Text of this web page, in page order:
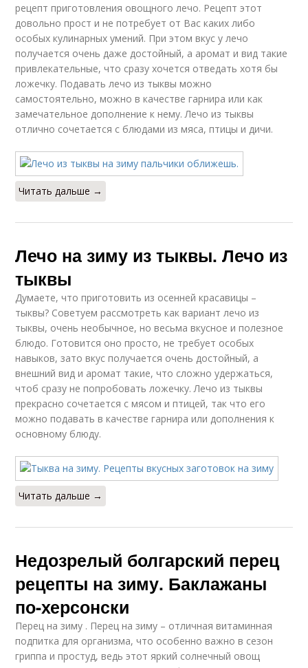
рецепт приготовления овощного лечо. Рецепт этот
довольно прост и не потребует от Вас каких либо
особых кулинарных умений. При этом вкус у лечо
получается очень даже достойный, а аромат и вид такие
привлекательные, что сразу хочется отведать хотя бы
ложечку. Подавать лечо из тыквы можно
самостоятельно, можно в качестве гарнира или как
замечательное дополнение к нему. Лечо из тыквы
отлично сочетается с блюдами из мяса, птицы и дичи.
Читать дальше →
Лечо на зиму из тыквы. Лечо из
тыквы
Думаете, что приготовить из осенней красавицы –
тыквы? Советуем рассмотреть как вариант лечо из
тыквы, очень необычное, но весьма вкусное и полезное
блюдо. Готовится оно просто, не требует особых
навыков, зато вкус получается очень достойный, а
внешний вид и аромат такие, что сложно удержаться,
чтоб сразу не попробовать ложечку. Лечо из тыквы
прекрасно сочетается с мясом и птицей, так что его
можно подавать в качестве гарнира или дополнения к
основному блюду.
Читать дальше →
Недозрелый болгарский перец
рецепты на зиму. Баклажаны
по-херсонски
Перец на зиму . Перец на зиму – отличная витаминная
подпитка для организма, что особенно важно в сезон
гриппа и простуд, ведь этот яркий солнечный овощ